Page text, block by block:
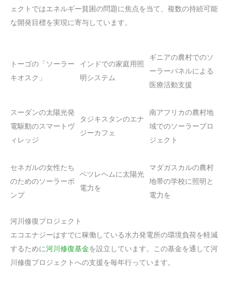
ェクトではエネルギー貧困の問題に焦点を当て、複数の持続可能
な開発目標を実現に寄与しています。
トーゴの「ソーラー
キオスク」
インドでの家庭用照
明システム
ギニアの農村でのソ
ーラーパネルによる
医療活動支援
スーダンの太陽光発
電駆動のスマートヴ
ィレッジ
タジキスタンのエナ
ジーカフェ
南アフリカの農村地
域でのソーラープロ
ジェクト
セネガルの女性たち
のためのソーラーポ
ンプ
ベツレヘムに太陽光
電力を
マダガスカルの農村
地帯の学校に照明と
電力を
河川修復プロジェクト
エコエナジーはすでに稼働している水力発電所の環境負荷を軽減
するために河川修復基金を設立しています。この基金を通して河
川修復プロジェクトへの支援を毎年行っています。